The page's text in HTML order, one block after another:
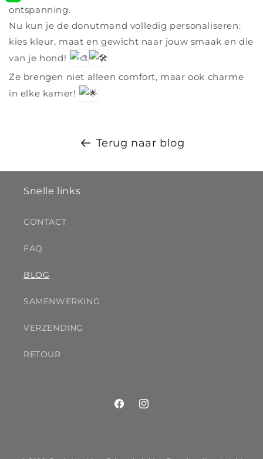
ontspanning.
Nu kun je de donutmand volledig personaliseren:
kies kleur, maat en gewicht naar jouw smaak en die
van je hond!
Ze brengen niet alleen comfort, maar ook charme
in elke kamer!
Terug naar blog
Snelle links
CONTACT
FAQ
BLOG
SAMENWERKING
VERZENDING
RETOUR
FacebookInstagram